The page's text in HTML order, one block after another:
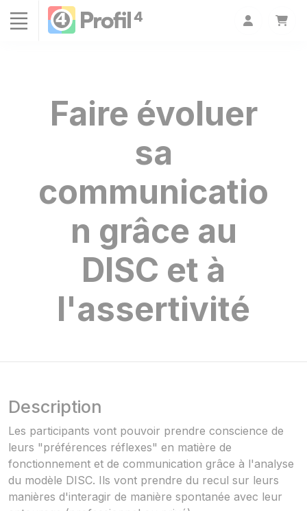
Faire évoluer
sa
communicatio
n grâce au
DISC et à
l'assertivité
Description
Les participants vont pouvoir prendre conscience de
leurs "préférences réflexes" en matière de
fonctionnement et de communication grâce à l'analyse
du modèle DISC. Ils vont prendre du recul sur leurs
manières d'interagir de manière spontanée avec leur
Cookies management panel